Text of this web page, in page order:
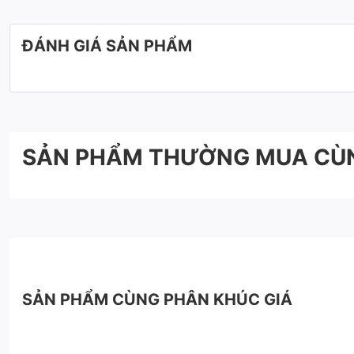
ĐÁNH GIÁ SẢN PHẨM
SẢN PHẨM THƯỜNG MUA
SẢN PHẨM CÙNG PHÂN KHÚC GIÁ